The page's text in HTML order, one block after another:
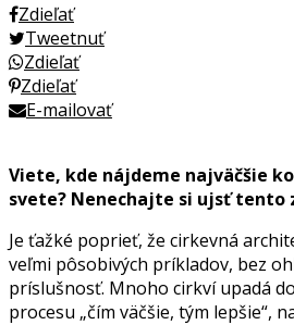
Zdieľať
Tweetnuť
Zdieľať
Zdieľať
E-mailovať
Viete, kde nájdeme najväčšie
svete? Nenechajte si ujsť tento
Je ťažké poprieť, že cirkevná
veľmi pôsobivých príkladov, bez
príslušnosť. Mnoho cirkví upadá
procesu „čím väčšie, tým lepšie“,